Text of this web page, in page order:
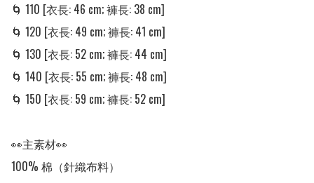
🌀 110 [衣長: 46 cm; 褲長: 38 cm]
🌀 120 [衣長: 49 cm; 褲長: 41 cm]
🌀 130 [衣長: 52 cm; 褲長: 44 cm]
🌀 140 [衣長: 55 cm; 褲長: 48 cm]
🌀 150 [衣長: 59 cm; 褲長: 52 cm]
👀主素材👀
100% 棉（針織布料）